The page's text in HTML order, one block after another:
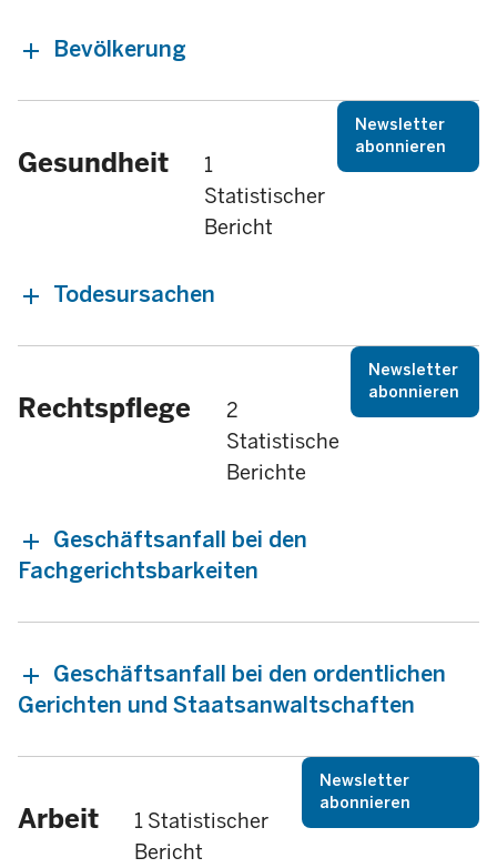
Bevölkerung
Gesundheit
1
Statistischer
Bericht
Newsletter
abonnieren
Todesursachen
Rechtspflege
2
Statistische
Berichte
Newsletter
abonnieren
Geschäftsanfall bei den
Fachgerichtsbarkeiten
Geschäftsanfall bei den ordentlichen
Gerichten und Staatsanwaltschaften
Arbeit
1 Statistischer
Bericht
Newsletter
abonnieren